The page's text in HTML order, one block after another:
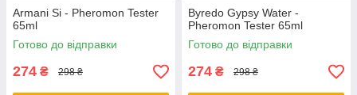
Armani Si - Pheromon Tester
65ml
Готово до відправки
274 ₴ 298 ₴
Byredo Gypsy Water -
Pheromon Tester 65ml
Готово до відправки
274 ₴ 298 ₴